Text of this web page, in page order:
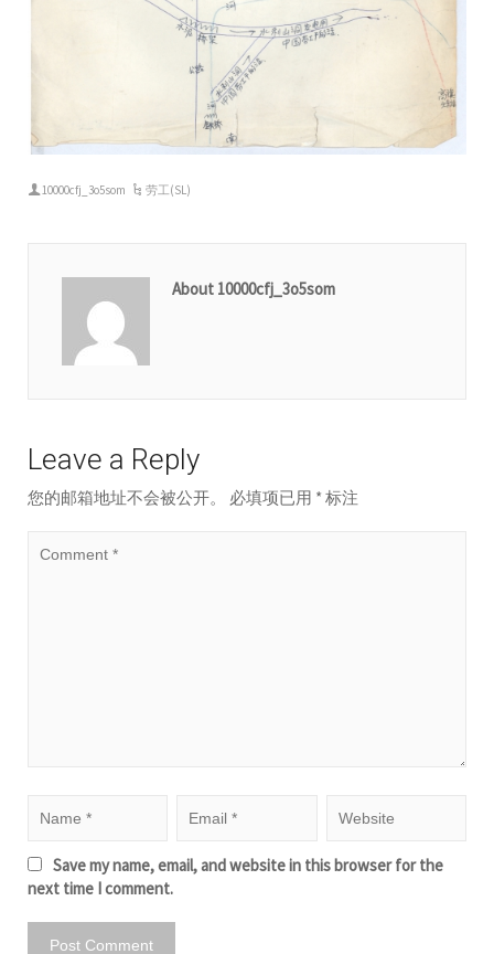
10000cfj_3o5som 劳工(SL)
About 10000cfj_3o5som
Leave a Reply
您的邮箱地址不会被公开。 必填项已用 *标注
Save my name, email, and website in this browser for the
next time I comment.